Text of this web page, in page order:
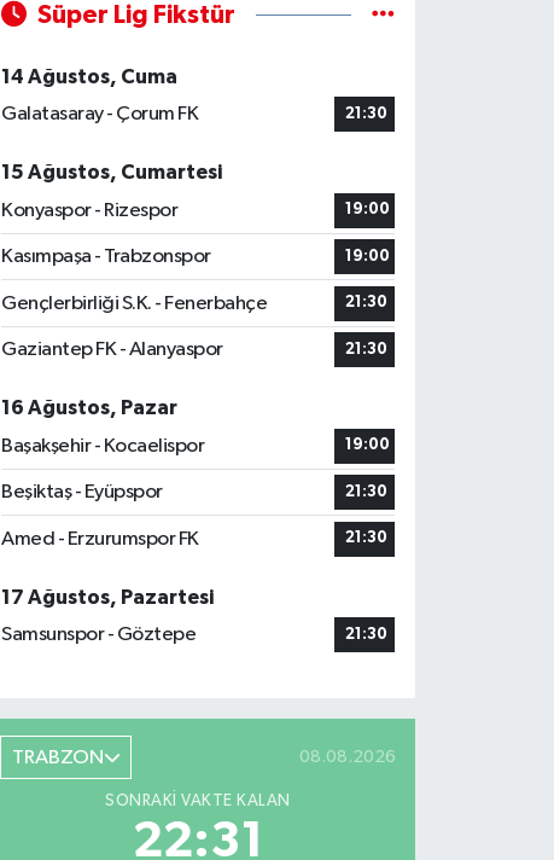
Süper Lig Fikstür
14 Ağustos, Cuma
Galatasaray - Çorum FK
21:30
15 Ağustos, Cumartesi
Konyaspor - Rizespor
19:00
Kasımpaşa - Trabzonspor 19:00
Gençlerbirliği S.K. - Fenerbahçe 21:30
Gaziantep FK - Alanyaspor 21:30
16 Ağustos, Pazar
Başakşehir - Kocaelispor
19:00
Beşiktaş - Eyüpspor 21:30
Amed - Erzurumspor FK 21:30
17 Ağustos, Pazartesi
Samsunspor - Göztepe
21:30
TRABZON 08.08.2026
SONRAKI VAKTE KALAN
22:30